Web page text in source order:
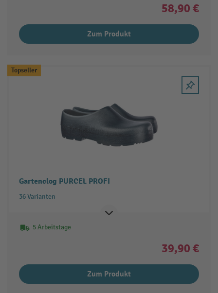
58,90 €
Zum Produkt
Topseller
Gartenclog PURCEL PROFI
36 Varianten
5 Arbeitstage
39,90 €
Zum Produkt